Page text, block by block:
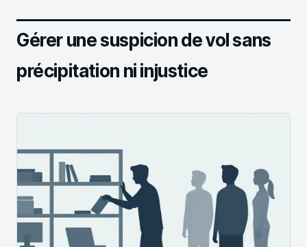
Gérer une suspicion de vol sans
précipitation ni injustice